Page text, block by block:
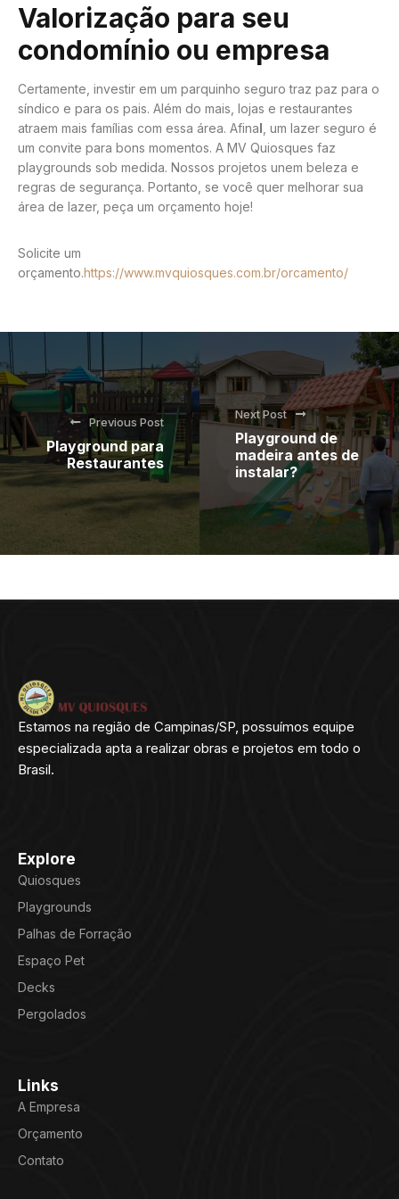
Valorização para seu
condomínio ou empresa
Certamente, investir em um parquinho seguro traz paz para o
síndico e para os pais. Além do mais, lojas e restaurantes
atraem mais famílias com essa área. Afinal , um lazer seguro é
um convite para bons momentos. A MV Quiosques faz
playgrounds sob medida. Nossos projetos unem beleza e
regras de segurança. Portanto, se você quer melhorar sua
área de lazer, peça um orçamento hoje!
Solicite um
orçamento.https://www.mvquiosques.com.br/orcamento/
Previous Post
Playground para
Restaurantes
Next Post
Playground de
madeira antes de
instalar?
Estamos na região de Campinas/SP, possuímos equipe
especializada apta a realizar obras e projetos em todo o
Brasil.
Explore
Quiosques
Playgrounds
Palhas de Forração
Espaço Pet
Decks
Pergolados
Links
A Empresa
Orçamento
Contato